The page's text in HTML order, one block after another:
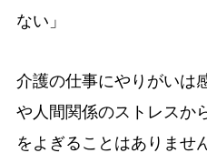
ない」
介護の仕事にやりがいは
や人間関係のストレスか
をよぎることはありませ